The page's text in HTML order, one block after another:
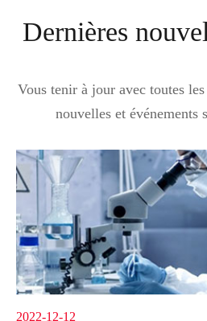
Dernières
Vous tenir à jour avec toutes
nouvelles et événements
2022-12-12